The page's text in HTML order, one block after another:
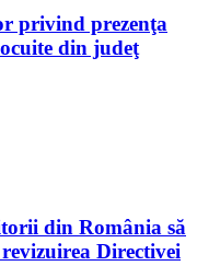
privind prezenţa
din judeţ
din România să
Directivei